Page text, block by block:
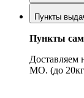
Пункты
Пункты
Доставляем
МО. (до